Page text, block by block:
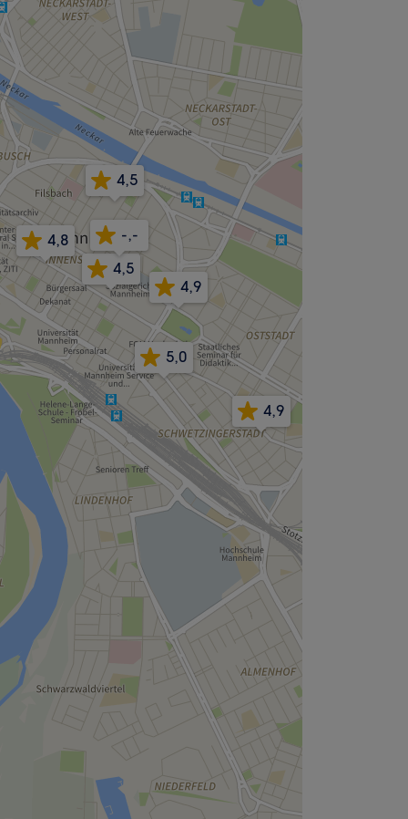
4,9
5,0
4,8
4,5
4,9
4,5
-,-